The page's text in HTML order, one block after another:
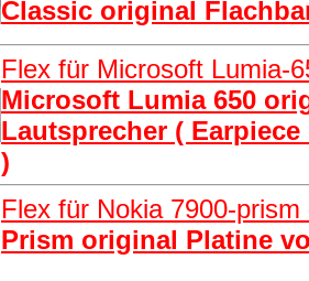
Classic original
Flex für Microsoft Lumia-
Microsoft Lumia 650
Lautsprecher (
)
Flex für Nokia 7900-prism
Prism original Platine